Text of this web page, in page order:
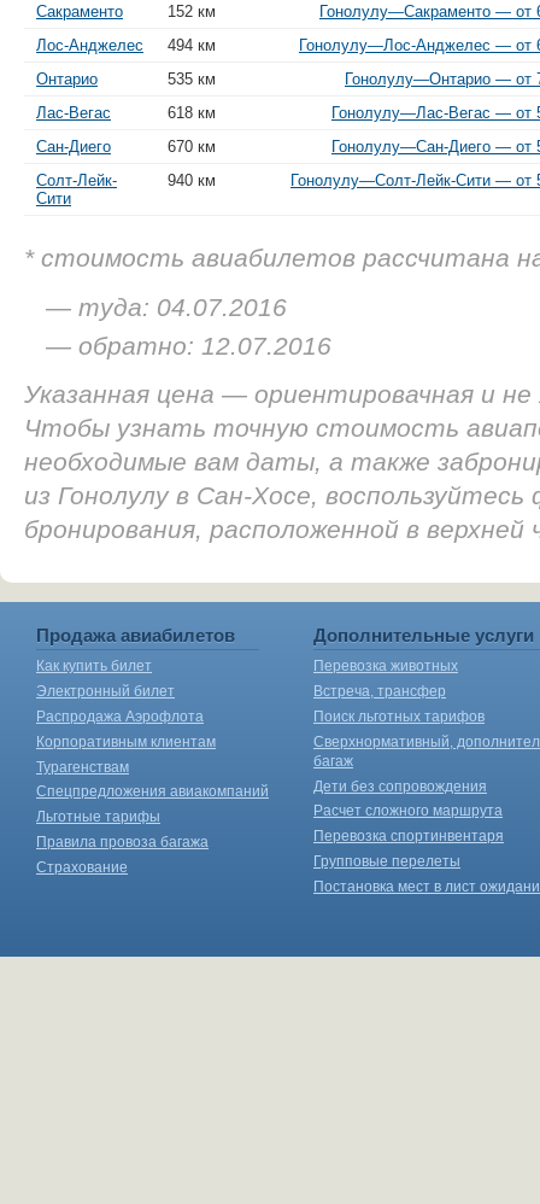
Сакраменто 152 км
Гонолулу—Сакраменто — от
Лос-Анджелес
494 км
Гонолулу—Лос-Анджелес — от
Онтарио
535 км
Гонолулу—Онтарио — от
Лас-Вегас
618 км
Гонолулу—Лас-Вегас — от
Сан-Диего
670 км
Гонолулу—Сан-Диего — от
Солт-Лейк-
Сити
940 км Гонолулу—Солт-Лейк-Сити — от
* стоимость авиабилетов рассчитана
— туда: 04.07.2016
— обратно: 12.07.2016
Указанная цена — ориентировачная и
Чтобы узнать точную стоимость
необходимые вам даты, а также
из Гонолулу в Сан-Хосе,
бронирования, расположенной в
Продажа авиабилетов
Как купить билет
Электронный билет
Распродажа Аэрофлота
Корпоративным клиентам
Турагенствам
Спецпредложения авиакомпаний
Льготные тарифы
Правила провоза багажа
Страхование
Дополнительные услуги
Перевозка животных
Встреча, трансфер
Поиск льготных тарифов
Сверхнормативный,
багаж
Дети без сопровождения
Расчет сложного маршрута
Перевозка спортинвентаря
Групповые перелеты
Постановка мест в лист